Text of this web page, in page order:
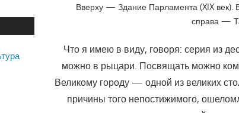
Вверху — Здание Парламента (XIX век).
справа —
Что я имею в виду, говоря: серия из
можно в рыцари. Посвящать можно
Великому городу — одной из великих
причины того непостижимого,